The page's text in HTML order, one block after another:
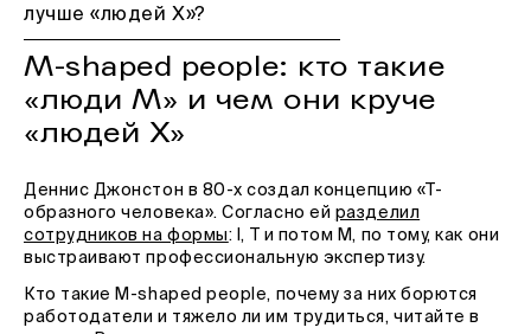
лучше «людей Х»?
M-shaped people: кто такие
«люди М» и чем они круче
«людей Х»
Деннис Джонстон в 80-х создал концепцию «Т-
образного человека». Согласно ей разделил
сотрудников на формы: I, T и потом M, по тому, как они
выстраивают профессиональную экспертизу.
Кто такие M-shaped people, почему за них борются
работодатели и тяжело ли им трудиться, читайте в